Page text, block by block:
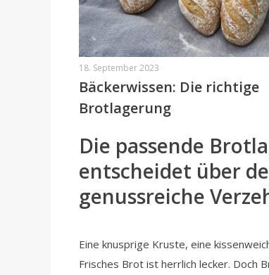
18. September 2023
Bäckerwissen: Die richtige
Brotlagerung
Die passende
entscheidet über
genussreiche
Eine knusprige Kruste, eine
Frisches Brot ist herrlich lecker. Doch